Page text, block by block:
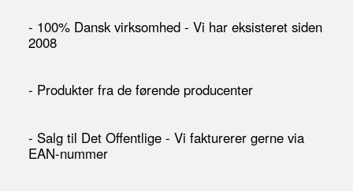
- 100% Dansk virksomhed - Vi har eksisteret siden
2008
- Produkter fra de førende producenter
- Salg til Det Offentlige - Vi fakturerer gerne via
EAN-nummer